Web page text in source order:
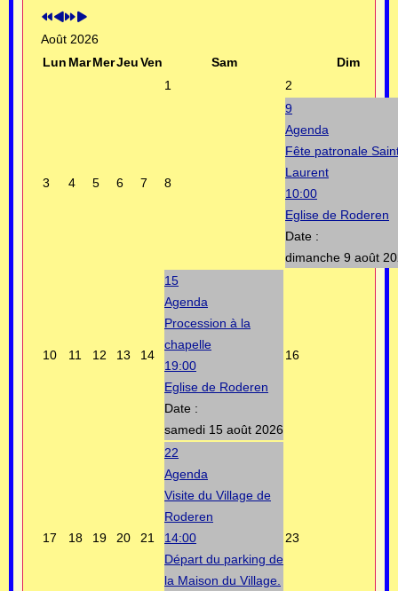
Août 2026
Lun MarMerJeuVen Sam
Dim
1
2
3 4 5 6 7 8
9
Agenda
Fête patronale
Laurent
10:00
Eglise de Roderen
Date :
dimanche 9 août
10 11 12 13 14
15
Agenda
Procession à la
chapelle
19:00
Eglise de Roderen
Date :
samedi 15 août 2026
16
17 18 19 20 21
22
Agenda
Visite du Village de
Roderen
14:00
Départ du parking de
la Maison du Village.
23